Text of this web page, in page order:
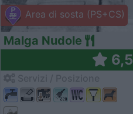
Area di sosta (PS+CS)
Malga Nudole
6,5